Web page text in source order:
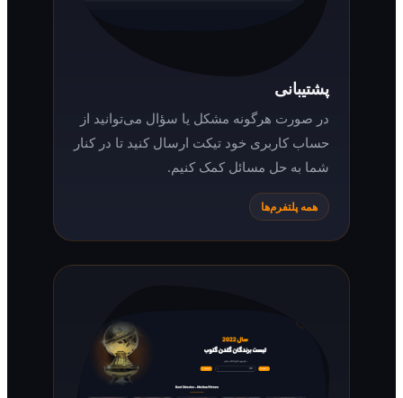
در صورت هرگونه مشکل یا سؤال می‌توانید از
حساب کاربری خود تیکت ارسال کنید تا در کنار
شما به حل مسائل کمک کنیم.
همه پلتفرم‌ها